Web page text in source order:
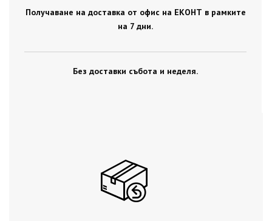
Получаване на доставка от офис на ЕКОНТ в рамките
на 7 дни.
Без доставки събота и неделя.